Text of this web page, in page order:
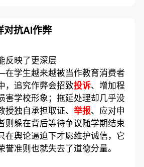
对抗AI作弊
反映了更深层
学生越来越被当作教育消费者
，追究作弊会招致投诉、增加程
害学校形象；拖延处理却几乎没
独自承担取证、 举报、应对申
则躲在背后等待争议随学期结束
在舆论逼迫下才愿维护诚信，它
准则也就失去了道德分量。